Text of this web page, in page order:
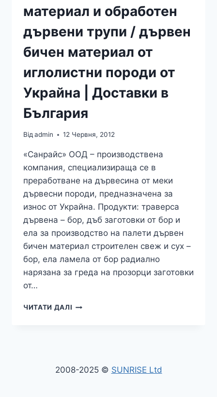
материал и обработен
дървени трупи / дървен
бичен материал от
иглолистни породи от
Украйна | Доставки в
България
Відadmin 12 Червня, 2012
«Санрайс» ООД – производствена
компания, специализираща се в
преработване на дървесина от меки
дървесни породи, предназначена за
износ от Украйна. Продукти: траверса
дървена – бор, дъб заготовки от бор и
ела за производство на палети дървен
бичен материал строителен свеж и сух –
бор, ела ламела от бор радиално
нарязана за греда на прозорци заготовки
от…
ЧИТАТИ ДАЛІ ИЗНОС
ДЪРВЕНИ
2008-2025 © SUNRISE Ltd